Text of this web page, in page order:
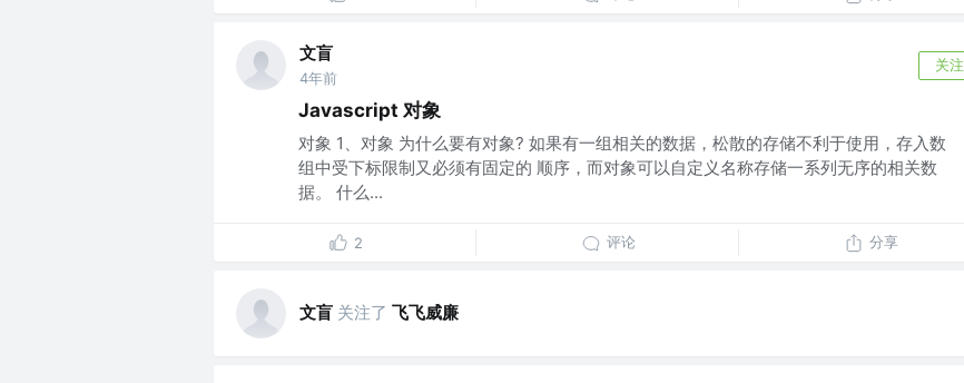
文盲
4年前
关注
Javascript 对象
对象 1、对象 为什么要有对象? 如果有一组相关的数据，松散的存储不利于使用，存入数
组中受下标限制又必须有固定的 顺序，而对象可以自定义名称存储一系列无序的相关数
据。 什么...
2 评论 分享
文盲 关注了 飞飞威廉